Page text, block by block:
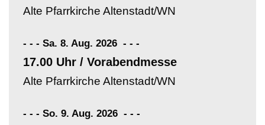
Alte Pfarrkirche Altenstadt/WN
- - - Sa. 8. Aug. 2026 - - -
17.00 Uhr / Vorabendmesse
Alte Pfarrkirche Altenstadt/WN
- - - So. 9. Aug. 2026 - - -